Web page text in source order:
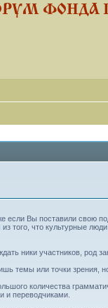
ФОНДА
если Вы поставили свою
того, что культурные
ники участников, род
темы или точки зрения,
количества
и переводчиками.